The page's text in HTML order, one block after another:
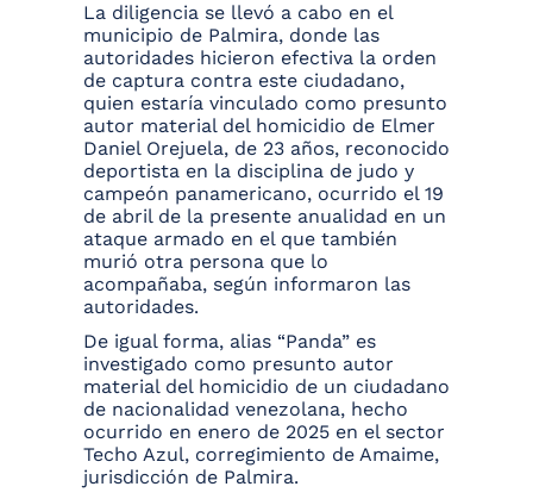
La diligencia se llevó a cabo en el
municipio de Palmira, donde las
autoridades hicieron efectiva la orden
de captura contra este ciudadano,
quien estaría vinculado como presunto
autor material del homicidio de Elmer
Daniel Orejuela, de 23 años, reconocido
deportista en la disciplina de judo y
campeón panamericano, ocurrido el 19
de abril de la presente anualidad en un
ataque armado en el que también
murió otra persona que lo
acompañaba, según informaron las
autoridades.
De igual forma, alias “Panda” es
investigado como presunto autor
material del homicidio de un ciudadano
de nacionalidad venezolana, hecho
ocurrido en enero de 2025 en el sector
Techo Azul, corregimiento de Amaime,
jurisdicción de Palmira.